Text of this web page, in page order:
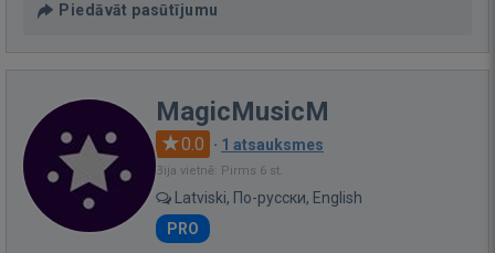
Piedāvāt pasūtījumu
MagicMusicM
0.0 · 1 atsauksmes
Bija vietnē: Pirms 6 st.
Latviski, По-русски, English
PRO